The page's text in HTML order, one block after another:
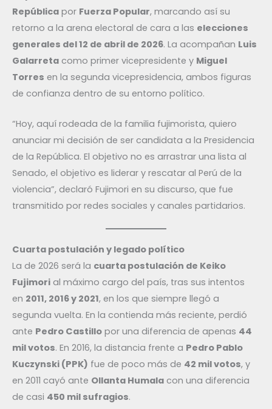
República por Fuerza Popular, marcando así su
retorno a la arena electoral de cara a las elecciones
generales del 12 de abril de 2026. La acompañan Luis
Galarreta como primer vicepresidente y Miguel
Torres en la segunda vicepresidencia, ambos figuras
de confianza dentro de su entorno político.
“Hoy, aquí rodeada de la familia fujimorista, quiero
anunciar mi decisión de ser candidata a la Presidencia
de la República. El objetivo no es arrastrar una lista al
Senado, el objetivo es liderar y rescatar al Perú de la
violencia”, declaró Fujimori en su discurso, que fue
transmitido por redes sociales y canales partidarios.
Cuarta postulación y legado político
La de 2026 será la cuarta postulación de Keiko
Fujimori al máximo cargo del país, tras sus intentos
en 2011, 2016 y 2021, en los que siempre llegó a
segunda vuelta. En la contienda más reciente, perdió
ante Pedro Castillo por una diferencia de apenas 44
mil votos. En 2016, la distancia frente a Pedro Pablo
Kuczynski (PPK) fue de poco más de 42 mil votos, y
en 2011 cayó ante Ollanta Humala con una diferencia
de casi 450 mil sufragios.